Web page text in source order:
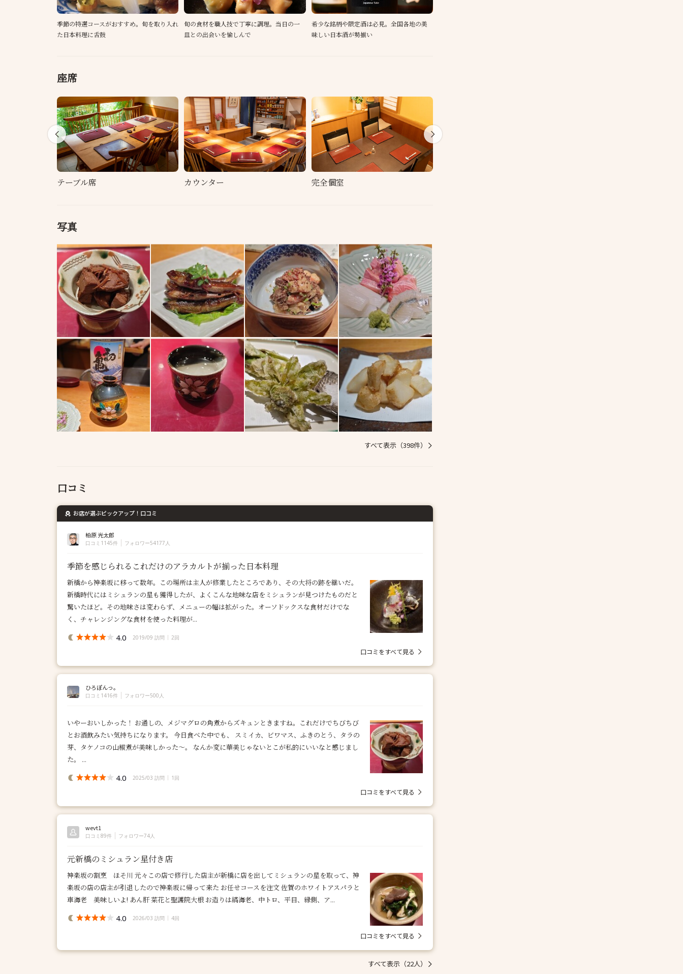
季節の特選コースがおすすめ。旬を取り入れ
た日本料理に舌鼓
旬の食材を職人技で丁寧に調理。当日の一
皿との出会いを愉しんで
希少な銘柄や限定酒は必見。全国各地の美
味しい日本酒が勢揃い
座席
テーブル席 カウンター 完全個室
写真
すべて表示（398件）
口コミ
お店が選ぶピックアップ！口コミ
柏原 光太郎
口コミ1145件 フォロワー54177人
季節を感じられるこれだけのアラカルトが揃った日本料理
新橋から神楽坂に移って数年。この場所は主人が修業したところであり、その大将の跡を継いだ。
新橋時代にはミシュランの星も獲得したが、よくこんな地味な店をミシュランが見つけたものだと
驚いたほど。その地味さは変わらず、メニューの幅は拡がった。オーソドックスな食材だけでな
く、チャレンジングな食材を使った料理が...
4.0 2019/09 訪問 2回
口コミをすべて見る
ひろぽんっ。
口コミ1416件 フォロワー500人
いやーおいしかった！ お通しの、メジマグロの角煮からズキュンときますね。これだけでちびちび
とお酒飲みたい気持ちになります。 今日食べた中でも、 スミイカ、ビワマス、ふきのとう、タラの
芽、タケノコの山椒煮が美味しかった〜。 なんか変に華美じゃないとこが私的にいいなと感じまし
た。 ...
4.0 2025/03 訪問 1回
口コミをすべて見る
wevt1
口コミ89件 フォロワー74人
元新橋のミシュラン星付き店
神楽坂の割烹 ほそ川 元々この店で修行した店主が新橋に店を出してミシュランの星を取って、神
楽坂の店の店主が引退したので神楽坂に帰って来た お任せコースを注文 佐賀のホワイトアスパラと
車海老 美味しいよ! あん肝 菜花と聖護院大根 お造りは縞海老、中トロ、平目、縁側、ア...
4.0 2026/03 訪問 4回
口コミをすべて見る
すべて表示（22人）